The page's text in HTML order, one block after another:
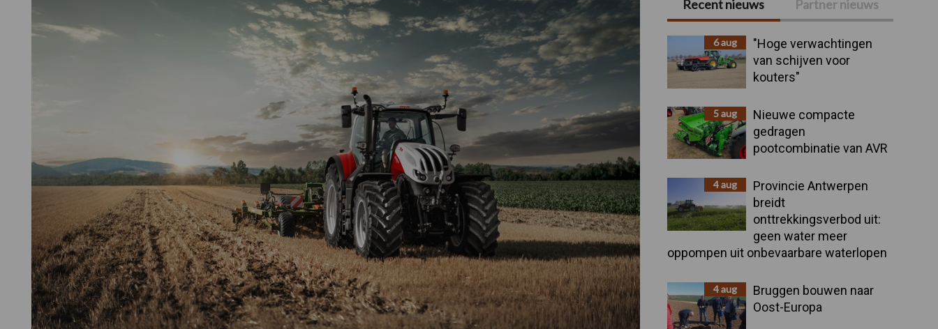
Primaire
Sidebar
Recent nieuws Partner nieuws
6 aug
"Hoge verwachtingen
van schijven voor
kouters"
5 aug
Nieuwe compacte
gedragen
pootcombinatie van AVR
4 aug
Provincie Antwerpen
breidt
onttrekkingsverbod uit:
geen water meer
oppompen uit onbevaarbare waterlopen
4 aug
Bruggen bouwen naar
Oost-Europa